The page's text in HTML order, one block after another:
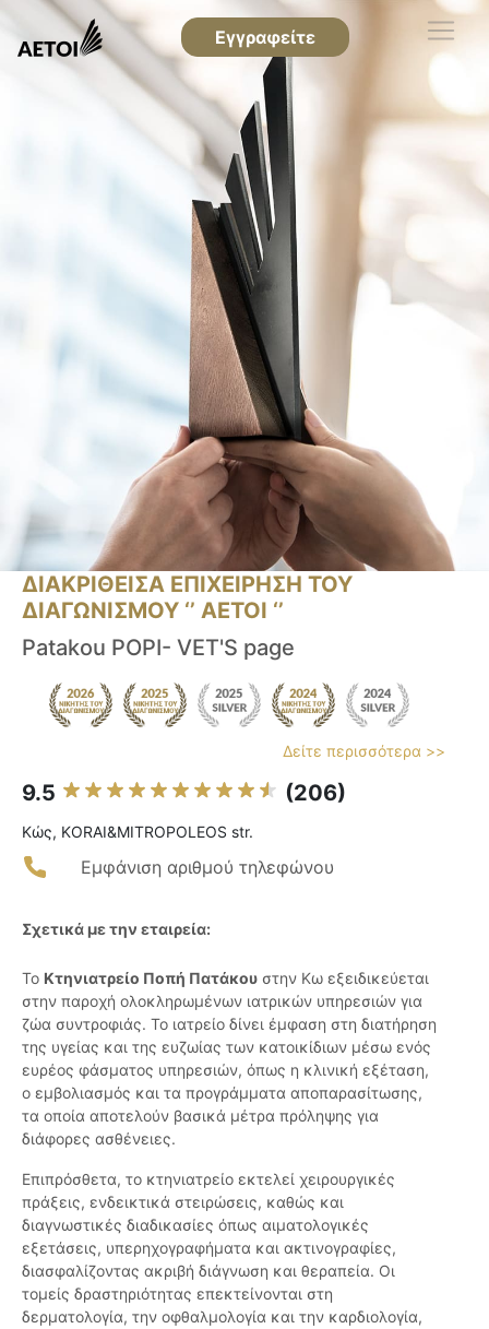
Εγγραφείτε
ΔΙΑΚΡΙΘΕΙΣΑ ΕΠΙΧΕΙΡΗΣΗ ΤΟΥ
ΔΙΑΓΩΝΙΣΜΟΥ ‘’ ΑΕΤΟΙ ‘’
Patakou POPI- VET'S page
Δείτε περισσότερα >>
9.5 (206)
Κώς, KORAI&MITROPOLEOS str.
Εμφάνιση αριθμού τηλεφώνου
Σχετικά με την εταιρεία:
Το Κτηνιατρείο Ποπή Πατάκου στην Κω εξειδικεύεται
στην παροχή ολοκληρωμένων ιατρικών υπηρεσιών για
ζώα συντροφιάς. Το ιατρείο δίνει έμφαση στη διατήρηση
της υγείας και της ευζωίας των κατοικίδιων μέσω ενός
ευρέος φάσματος υπηρεσιών, όπως η κλινική εξέταση,
ο εμβολιασμός και τα προγράμματα αποπαρασίτωσης,
τα οποία αποτελούν βασικά μέτρα πρόληψης για
διάφορες ασθένειες.
Επιπρόσθετα, το κτηνιατρείο εκτελεί χειρουργικές
πράξεις, ενδεικτικά στειρώσεις, καθώς και
διαγνωστικές διαδικασίες όπως αιματολογικές
εξετάσεις, υπερηχογραφήματα και ακτινογραφίες,
διασφαλίζοντας ακριβή διάγνωση και θεραπεία. Οι
τομείς δραστηριότητας επεκτείνονται στη
δερματολογία, την οφθαλμολογία και την καρδιολογία,